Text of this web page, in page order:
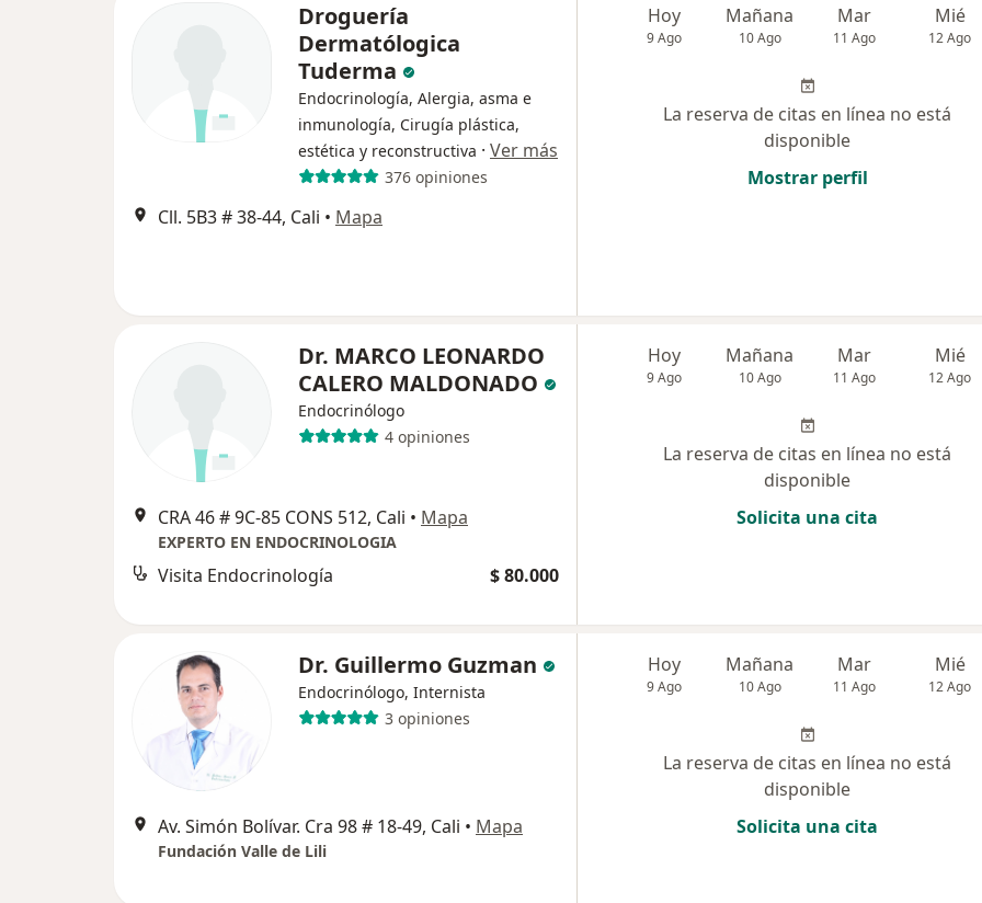
Droguería
Dermatólogica
Tuderma
Endocrinología, Alergia, asma e
inmunología, Cirugía plástica,
estética y reconstructiva · Ver más
376 opiniones
Cll. 5B3 # 38-44, Cali • Mapa
Hoy
9 Ago
Mañana
10 Ago
Mar
11 Ago
Mié
12 Ago
La reserva de citas en línea no está
disponible
Mostrar perfil
Dr. MARCO LEONARDO
CALERO MALDONADO
Endocrinólogo
4 opiniones
CRA 46 # 9C-85 CONS 512, Cali • Mapa
EXPERTO EN ENDOCRINOLOGIA
Visita Endocrinología $ 80.000
Hoy
9 Ago
Mañana
10 Ago
Mar
11 Ago
Mié
12 Ago
La reserva de citas en línea no está
disponible
Solicita una cita
Dr. Guillermo Guzman
Endocrinólogo, Internista
3 opiniones
Av. Simón Bolívar. Cra 98 # 18-49, Cali • Mapa
Fundación Valle de Lili
Hoy
9 Ago
Mañana
10 Ago
Mar
11 Ago
Mié
12 Ago
La reserva de citas en línea no está
disponible
Solicita una cita